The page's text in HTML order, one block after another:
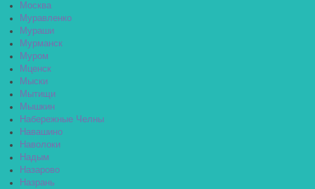
Москва
Муравленко
Мураши
Мурманск
Муром
Мценск
Мыски
Мытищи
Мышкин
Набережные Челны
Навашино
Наволоки
Надым
Назарово
Назрань